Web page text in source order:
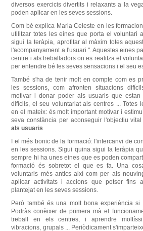
diversos exercicis divertits i relaxants a la
poden aplicar en les seves sessions.
Com bé explica Maria Celeste en les
utilitzar totes les eines que porta el voluntari
sigui la teràpia, aprofitar al màxim totes
l'acompanyament a l'usuari ". Aquestes eines
centre i als treballadors on es realitza el
per entendre bé les seves sensacions i el seu
També s'ha de tenir molt en compte com es
les sessions, com afronten situacions
motivar i donar poder als usuaris que estan
difícils, el seu voluntariat als centres ... Totes
en el mateix: és molt important motivar i
seva constància per aconseguir l'objectiu vital
als usuaris
I el més bonic de la formació: l'intercanvi de
en les sessions. Sigui quina sigui la teràpia
sempre hi ha unes eines que es poden
formació és sobretot el que es fa.
Una
voluntaris més antics així com per als
aplicar activitats i accions que potser fins
plantejat en les seves sessions.
Però també és una molt bona experiència si
Podràs conèixer de primera mà el
treball en els centres, i aprendre
vibracions, grupals ... Periòdicament